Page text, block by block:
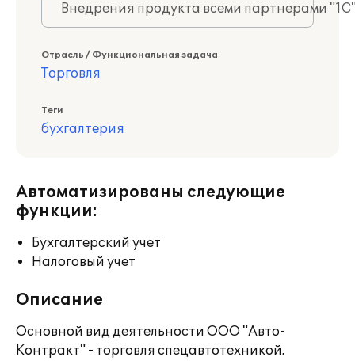
Внедрения продукта всеми партнерами
Отрасль / Функциональная задача
Торговля
Теги
бухгалтерия
Автоматизированы следующие
функции:
Бухгалтерский учет
Налоговый учет
Описание
Основной вид деятельности ООО "Авто-
Контракт" - торговля спецавтотехникой.